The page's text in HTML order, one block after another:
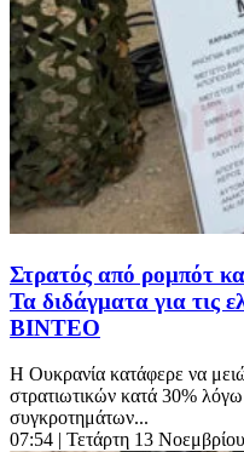
Στρατός από ρομπότ
Τα διδάγματα για τις
ΒΙΝΤΕΟ
Η Ουκρανία κατάφερε να
στρατιωτικών κατά 30%
συγκροτημάτων...
07:54 | Τετάρτη 13